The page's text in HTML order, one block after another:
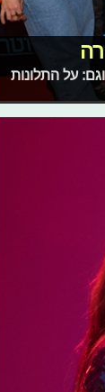
וגם: על התלונות